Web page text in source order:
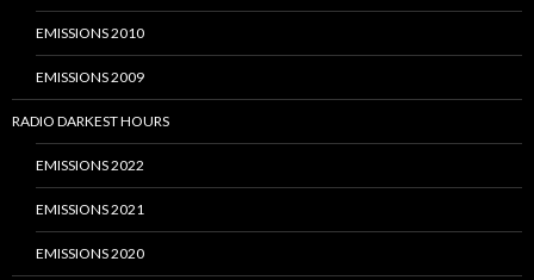
EMISSIONS 2010
EMISSIONS 2009
RADIO DARKEST HOURS
EMISSIONS 2022
EMISSIONS 2021
EMISSIONS 2020